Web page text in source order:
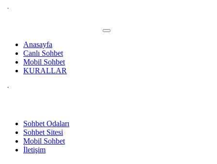
Anasayfa
Canlı Sohbet
Mobil Sohbet
KURALLAR
Sohbet Odaları
Sohbet Sitesi
Mobil Sohbet
İletişim